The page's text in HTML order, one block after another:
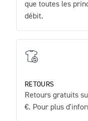
que toutes les
débit.
RETOURS
Retours gratuits
€. Pour plus